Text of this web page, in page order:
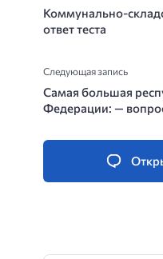
Коммунально-
ответ теста
Следующая запись
Самая большая
Федерации: — вопрос